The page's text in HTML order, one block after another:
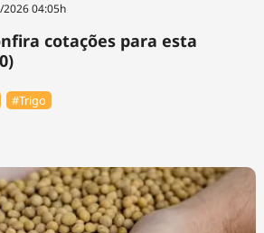
04:05h
cotações para esta
#Trigo